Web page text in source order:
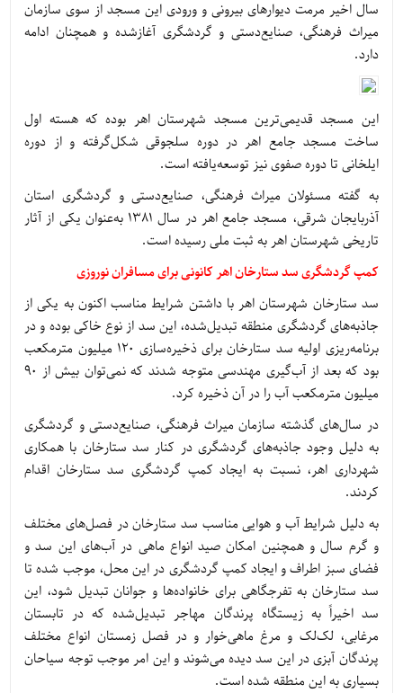
سال اخیر مرمت دیوارهای بیرونی و ورودی این مسجد از سوی سازمان
میراث فرهنگی، صنایع‌دستی و گردشگری آغازشده و همچنان ادامه
دارد.
این مسجد قدیمی‌ترین مسجد شهرستان اهر بوده که هسته اول
ساخت مسجد جامع اهر در دوره سلجوقی شکل‌گرفته و از دوره
ایلخانی تا دوره صفوی نیز توسعه‌یافته است.
به گفته مسئولان میراث فرهنگی، صنایع‌دستی و گردشگری استان
آذربایجان شرقی، مسجد جامع اهر در سال 1381 به‌عنوان یکی از آثار
تاریخی شهرستان اهر به ثبت ملی رسیده است.
کمپ گردشگری سد ستارخان اهر کانونی برای مسافران نوروزی
سد ستارخان شهرستان اهر با داشتن شرایط مناسب اکنون به یکی از
جاذبه‌های گردشگری منطقه تبدیل‌شده، این سد از نوع خاکی بوده و در
برنامه‌ریزی اولیه سد ستارخان برای ذخیره‌سازی 120 میلیون مترمکعب
بود که بعد از آب‌گیری مهندسی متوجه شدند که نمی‌توان بیش از 90
میلیون مترمکعب آب را در آن ذخیره کرد.
در سال‌های گذشته سازمان میراث فرهنگی، صنایع‌دستی و گردشگری
به دلیل وجود جاذبه‌های گردشگری در کنار سد ستارخان با همکاری
شهرداری اهر، نسبت به ایجاد کمپ گردشگری سد ستارخان اقدام
کردند.
به دلیل شرایط آب و هوایی مناسب سد ستارخان در فصل‌های مختلف
و گرم سال و همچنین امکان صید انواع ماهی در آب‌های این سد و
فضای سبز اطراف و ایجاد کمپ گردشگری در این محل، موجب شده تا
سد ستارخان به تفرجگاهی برای خانواده‌ها و جوانان تبدیل شود، این
سد اخیراً به زیستگاه پرندگان مهاجر تبدیل‌شده که در تابستان
مرغابی، لک‌لک و مرغ ماهی‌خوار و در فصل زمستان انواع مختلف
پرندگان آبزی در این سد دیده می‌شوند و این امر موجب توجه سیاحان
بسیاری به این منطقه شده است.